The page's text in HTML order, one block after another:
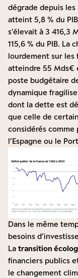
dégrade depuis
atteint 5,8 % du
s’élevait à 3 416,3
115,6 % du PIB. La
lourdement sur les
atteindre 55 Mds€
poste budgétaire
dynamique
dont la dette est
que celle de
considérés comme
l’Espagne ou le
Dans le même
besoins
La transition
financiers publics
le changement